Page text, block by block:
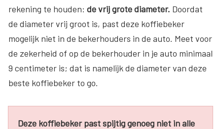
rekening te houden: de vrij grote diameter. Doordat
de diameter vrij groot is, past deze koffiebeker
mogelijk niet in de bekerhouders in de auto. Meet voor
de zekerheid of op de bekerhouder in je auto minimaal
9 centimeter is; dat is namelijk de diameter van deze
beste koffiebeker to go.
Deze koffiebeker past spijtig genoeg niet in alle